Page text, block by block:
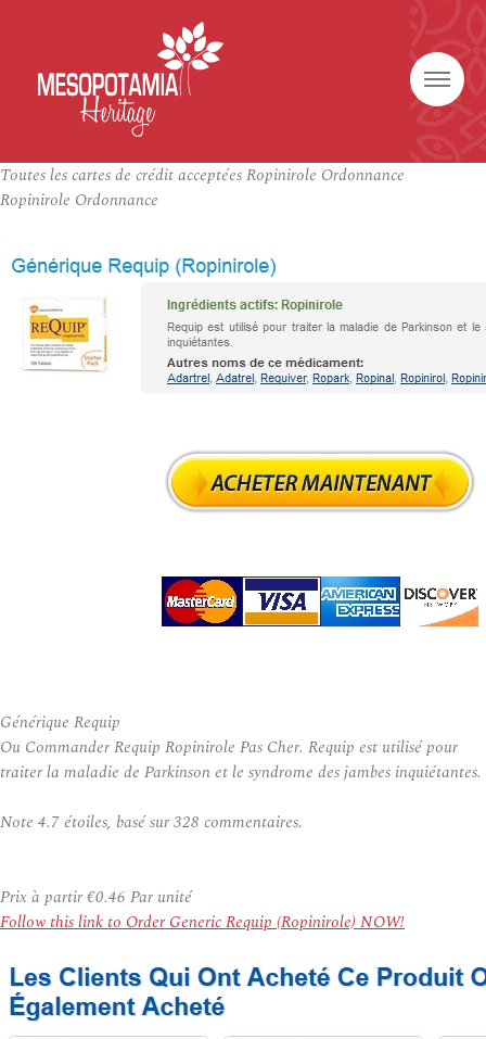
Toutes les cartes de crédit acceptées Ropinirole Ordonnance
Ropinirole Ordonnance
Générique Requip
Ou Commander Requip Ropinirole Pas Cher. Requip est utilisé pour
traiter la maladie de Parkinson et le syndrome des jambes inquiétantes.
Note 4.7étoiles, basé sur328 commentaires.
Prix à partir€0.46 Par unité
Follow this link to Order Generic Requip (Ropinirole) NOW!